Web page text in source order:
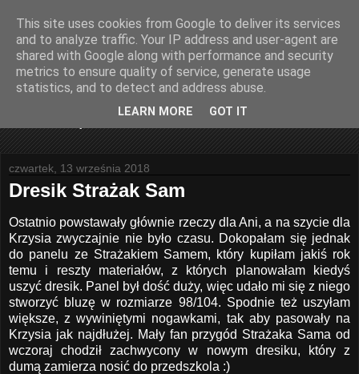
Joanna Sadowska Art
Joanna Sadowska Art - blog poświęcony rękodziełu,
kartkom okolicznościowym oraz podarunkom na wyjątkowe
okazje. Wszystkie prace wykonuję samodzielnie
czwartek, 13 września 2018
Dresik Strażak Sam
Ostatnio powstawały głównie rzeczy dla Ani, a na szycie dla
Krzysia zwyczajnie nie było czasu. Dokopałam się jednak
do panelu ze Strażakiem Samem, który kupiłam jakiś rok
temu i reszty materiałów, z których planowałam kiedyś
uszyć dresik. Panel był dość duży, więc udało mi się z niego
stworzyć bluzę w rozmiarze 98/104. Spodnie też uszyłam
większe, z wywiniętymi nogawkami, tak aby pasowały na
Krzysia jak najdłużej. Mały fan przygód Strażaka Sama od
wczoraj chodził zachwycony w nowym dresiku, który z
dumą zamierza nosić do przedszkola :)
This site uses cookies from Google to deliver its services
and to analyze traffic. Your IP address and user-agent are
shared with Google along with performance and security
metrics to ensure quality of service, generate usage
statistics, and to detect and address abuse.
LEARN MORE GOT IT